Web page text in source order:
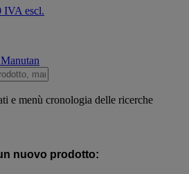
IVA escl.
e menù cronologia delle ricerche
nuovo prodotto: